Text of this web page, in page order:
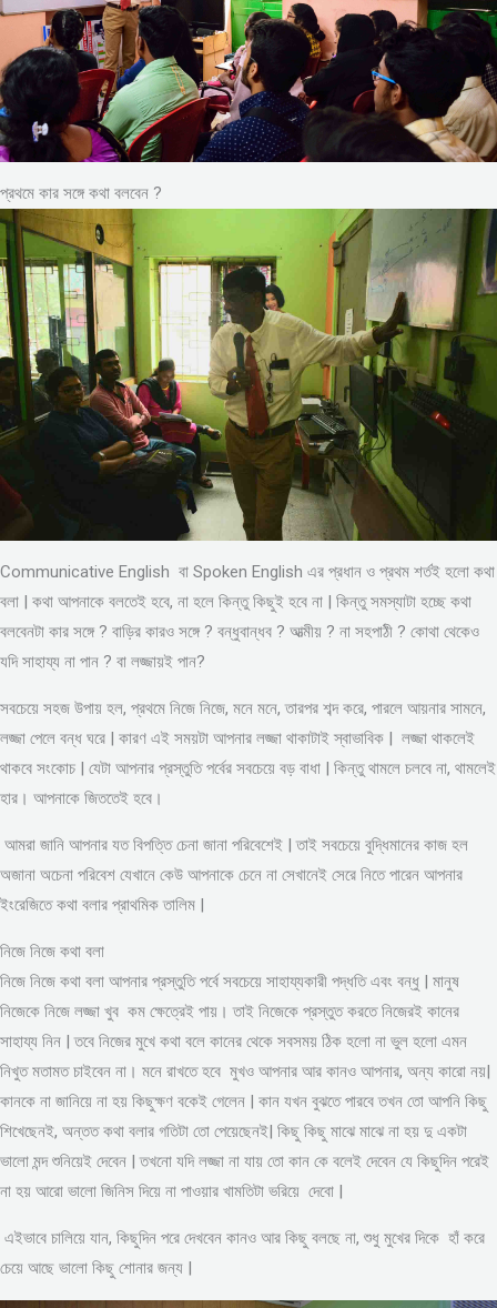
প্রথমে কার সঙ্গে কথা বলবেন ?
Communicative English বা Spoken English এর প্রধান ও প্রথম শর্তই হলো কথা
বলা | কথা আপনাকে বলতেই হবে, না হলে কিন্তু কিছুই হবে না | কিন্তু সমস্যাটা হচ্ছে কথা
বলবেনটা কার সঙ্গে ? বাড়ির কারও সঙ্গে ? বন্ধুবান্ধব ? আত্মীয় ? না সহপাঠী ? কোথা থেকেও
যদি সাহায্য না পান ? বা লজ্জায়ই পান?
সবচেয়ে সহজ উপায় হল, প্রথমে নিজে নিজে, মনে মনে, তারপর শব্দ করে, পারলে আয়নার সামনে,
লজ্জা পেলে বন্ধ ঘরে | কারণ এই সময়টা আপনার লজ্জা থাকাটাই স্বাভাবিক | লজ্জা থাকলেই
থাকবে সংকোচ | যেটা আপনার প্রস্তুতি পর্বের সবচেয়ে বড় বাধা | কিন্তু থামলে চলবে না, থামলেই
হার। আপনাকে জিততেই হবে।
আমরা জানি আপনার যত বিপত্তি চেনা জানা পরিবেশেই | তাই সবচেয়ে বুদ্ধিমানের কাজ হল
অজানা অচেনা পরিবেশ যেখানে কেউ আপনাকে চেনে না সেখানেই সেরে নিতে পারেন আপনার
ইংরেজিতে কথা বলার প্রাথমিক তালিম |
নিজে নিজে কথা বলা
নিজে নিজে কথা বলা আপনার প্রস্তুতি পর্বে সবচেয়ে সাহায্যকারী পদ্ধতি এবং বন্ধু | মানুষ
নিজেকে নিজে লজ্জা খুব কম ক্ষেত্রেই পায়। তাই নিজেকে প্রস্তুত করতে নিজেরই কানের
সাহায্য নিন | তবে নিজের মুখে কথা বলে কানের থেকে সবসময় ঠিক হলো না ভুল হলো এমন
নিখুত মতামত চাইবেন না। মনে রাখতে হবে মুখও আপনার আর কানও আপনার, অন্য কারো নয়|
কানকে না জানিয়ে না হয় কিছুক্ষণ বকেই গেলেন | কান যখন বুঝতে পারবে তখন তো আপনি কিছু
শিখেছেনই, অন্তত কথা বলার গতিটা তো পেয়েছেনই| কিছু কিছু মাঝে মাঝে না হয় দু একটা
ভালো মন্দ শুনিয়েই দেবেন | তখনো যদি লজ্জা না যায় তো কান কে বলেই দেবেন যে কিছুদিন পরেই
না হয় আরো ভালো জিনিস দিয়ে না পাওয়ার খামতিটা ভরিয়ে দেবো |
এইভাবে চালিয়ে যান, কিছুদিন পরে দেখবেন কানও আর কিছু বলছে না, শুধু মুখের দিকে হাঁ করে
চেয়ে আছে ভালো কিছু শোনার জন্য |